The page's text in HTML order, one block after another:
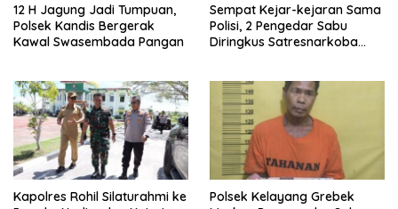
12 H Jagung Jadi Tumpuan,
Polsek Kandis Bergerak
Kawal Swasembada Pangan
Sempat Kejar-kejaran Sama
Polisi, 2 Pengedar Sabu
Diringkus Satresnarkoba
Kapolres Rohil Silaturahmi ke
Polsek Kelayang Grebek